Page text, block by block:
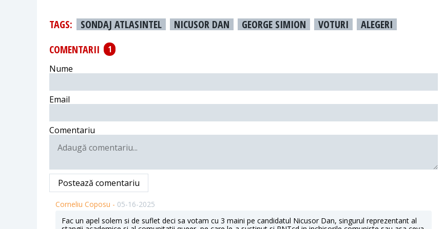
TAGS: SONDAJ ATLASINTEL NICUSOR DAN GEORGE SIMION VOTURI
ALEGERI
COMENTARII
1
Nume
Email
Comentariu
Postează comentariu
Corneliu Coposu - 05-16-2025
Fac un apel solem si de suflet deci sa votam cu 3 maini pe candidatul Nicusor Dan, singurul reprezentant al